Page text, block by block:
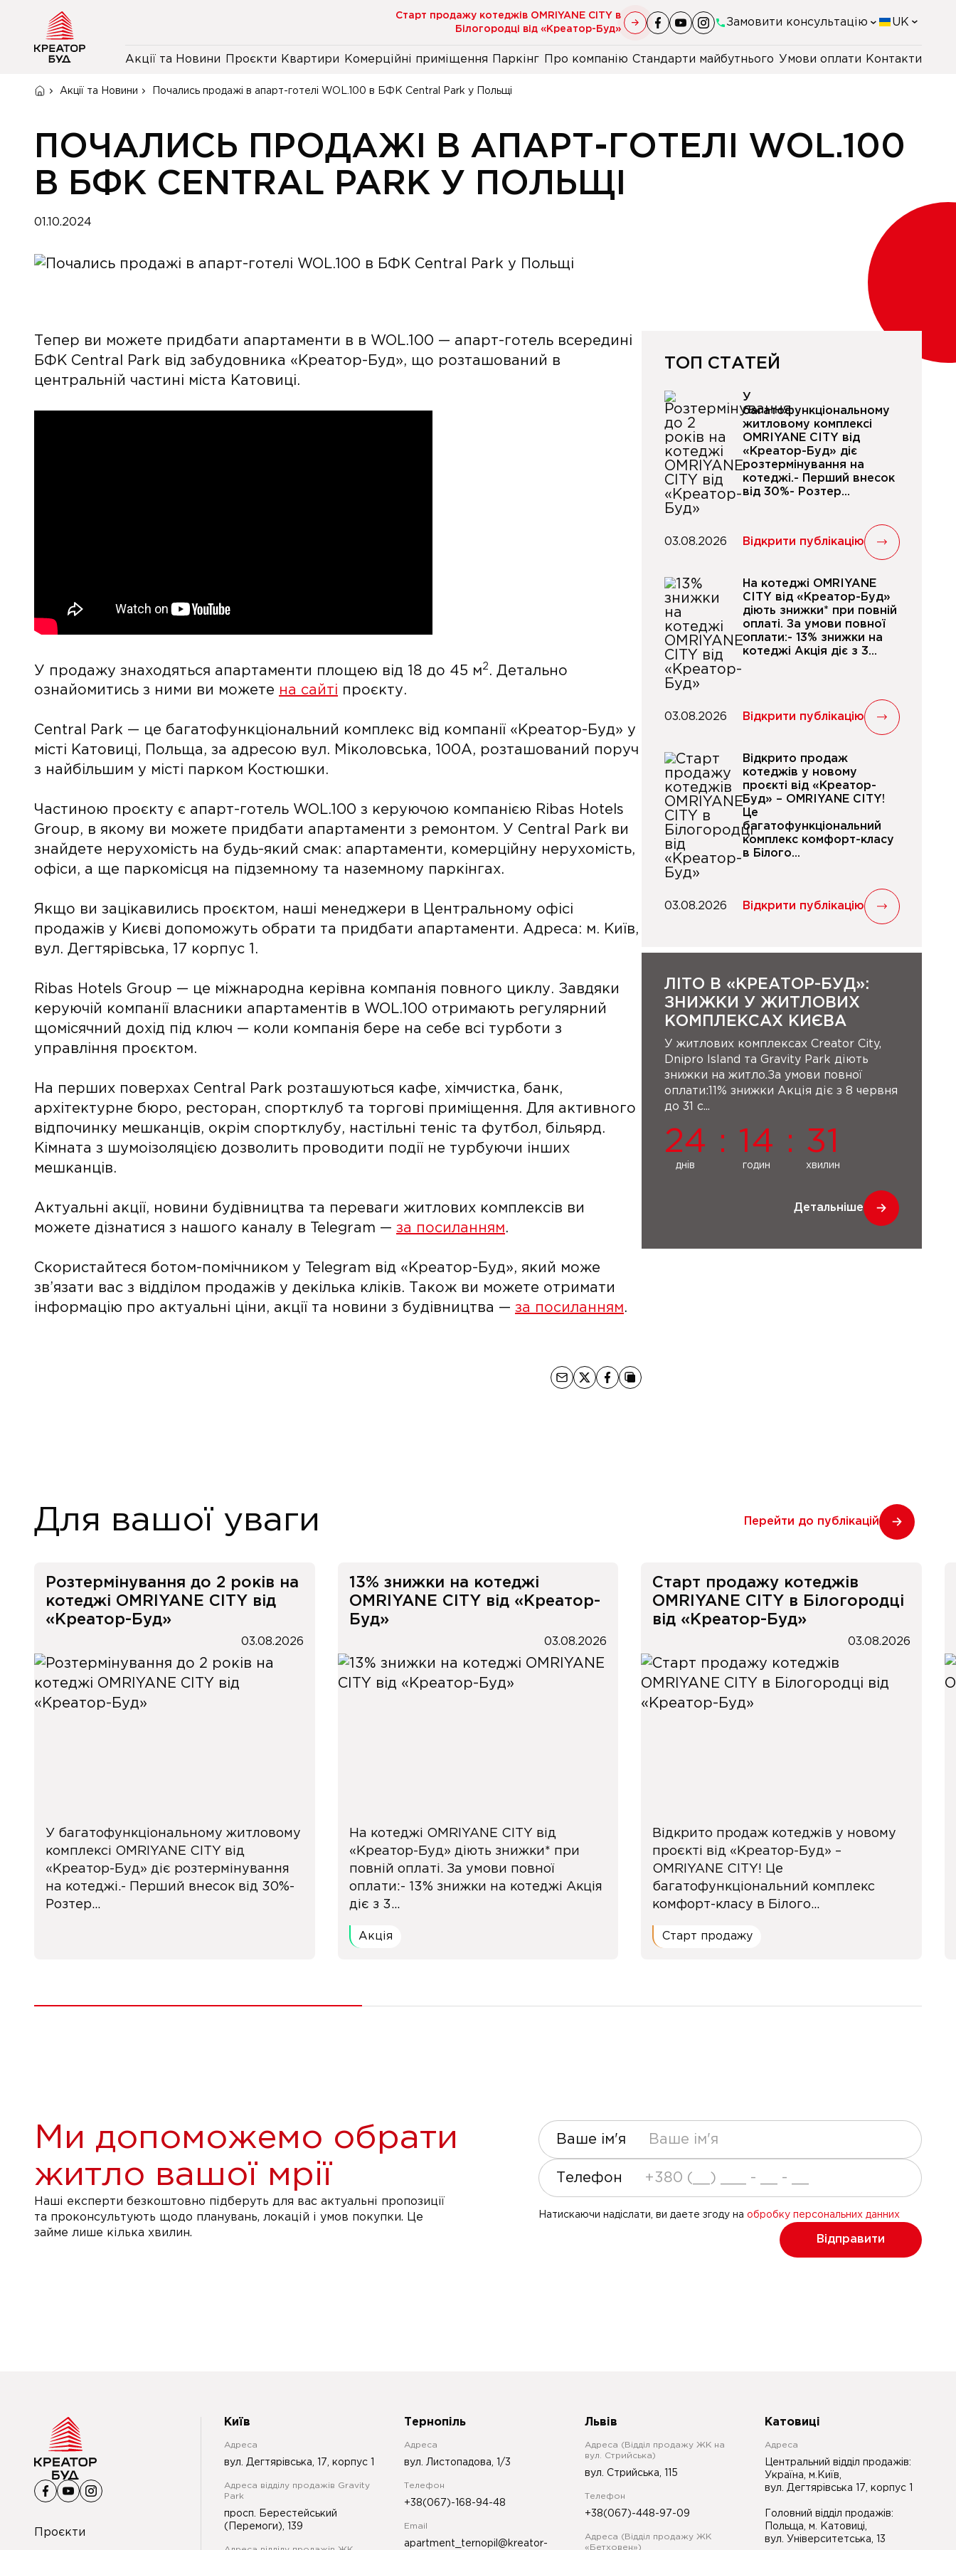
Старт продажу котеджів OMRIYANE CITY в
Білогородці від «Креатор-Буд»
Замовити консультацію UK
Акції та Новини Проєкти Квартири Комерційні приміщення Паркінг Про компанію Стандарти майбутнього Умови оплати Контакти
Акції та Новини Почались продажі в апарт-готелі WOL.100 в БФК Central Park у Польщі
ПОЧАЛИСЬ ПРОДАЖІ В АПАРТ-ГОТЕЛІ WOL.100
В БФК CENTRAL PARK У ПОЛЬЩІ
01.10.2024
Тепер ви можете придбати апартаменти в в WOL.100 — апарт-готель всередині
БФК Central Park від забудовника «Креатор-Буд», що розташований в
центральній частині міста Катовиці.
У продажу знаходяться апартаменти площею від 18 до 45 м2 . Детально
ознайомитись з ними ви можете на сайті проєкту.
Central Park — це багатофункціональний комплекс від компанії «Креатор-Буд» у
місті Катовиці, Польща, за адресою вул. Міколовська, 100А, розташований поруч
з найбільшим у місті парком Костюшки.
Частиною проєкту є апарт-готель WOL.100 з керуючою компанією Ribas Hotels
Group, в якому ви можете придбати апартаменти з ремонтом. У Central Park ви
знайдете нерухомість на будь-який смак: апартаменти, комерційну нерухомість,
офіси, а ще паркомісця на підземному та наземному паркінгах.
Якщо ви зацікавились проєктом, наші менеджери в Центральному офісі
продажів у Києві допоможуть обрати та придбати апартаменти. Адреса: м. Київ,
вул. Дегтярівська, 17 корпус 1.
Ribas Hotels Group — це міжнародна керівна компанія повного циклу. Завдяки
керуючій компанії власники апартаментів в WOL.100 отримають регулярний
щомісячний дохід під ключ — коли компанія бере на себе всі турботи з
управління проєктом.
На перших поверхах Central Park розташуються кафе, хімчистка, банк,
архітектурне бюро, ресторан, спортклуб та торгові приміщення. Для активного
відпочинку мешканців, окрім спортклубу, настільні теніс та футбол, більярд.
Кімната з шумоізоляцією дозволить проводити події не турбуючи інших
мешканців.
Актуальні акції, новини будівництва та переваги житлових комплексів ви
можете дізнатися з нашого каналу в Telegram — за посиланням.
Скористайтеся ботом-помічником у Telegram від «Креатор-Буд», який може
зв’язати вас з відділом продажів у декілька кліків. Також ви можете отримати
інформацію про актуальні ціни, акції та новини з будівництва — за посиланням.
ТОП СТАТЕЙ
У
багатофункціональному
житловому комплексі
OMRIYANE CITY від
«Креатор-Буд» діє
розтермінування на
котеджі.- Перший внесок
від 30%- Розтер...
03.08.2026 Відкрити публікацію
На котеджі OMRIYANE
CITY від «Креатор-Буд»
діють знижки* при повній
оплаті. За умови повної
оплати:- 13% знижки на
котеджі Акція діє з 3...
03.08.2026 Відкрити публікацію
Відкрито продаж
котеджів у новому
проєкті від «Креатор-
Буд» – OMRIYANE CITY!
Це
багатофункціональний
комплекс комфорт-класу
в Білого...
03.08.2026 Відкрити публікацію
ЛІТО В «КРЕАТОР-БУД»:
ЗНИЖКИ У ЖИТЛОВИХ
КОМПЛЕКСАХ КИЄВА
У житлових комплексах Creator City,
Dnipro Island та Gravity Park діють
знижки на житло.За умови повної
оплати:11% знижки Акція діє з 8 червня
до 31 с...
24
днів
: 14
годин
: 31
хвилин
Детальніше
Для вашої уваги Перейти до публікацій
Розтермінування до 2 років на
котеджі OMRIYANE CITY від
«Креатор-Буд»
03.08.2026
У багатофункціональному житловому
комплексі OMRIYANE CITY від
«Креатор-Буд» діє розтермінування
на котеджі.- Перший внесок від 30%-
Розтер...
13% знижки на котеджі
OMRIYANE CITY від «Креатор-
Буд»
03.08.2026
На котеджі OMRIYANE CITY від
«Креатор-Буд» діють знижки* при
повній оплаті. За умови повної
оплати:- 13% знижки на котеджі Акція
діє з 3...
Акція
Старт продажу котеджів
OMRIYANE CITY в Білогородці
від «Креатор-Буд»
03.08.2026
Відкрито продаж котеджів у новому
проєкті від «Креатор-Буд» –
OMRIYANE CITY! Це
багатофункціональний комплекс
комфорт-класу в Білого...
Старт продажу
Ми допоможемо обрати
житло вашої мрії
Наші експерти безкоштовно підберуть для вас актуальні пропозиції
та проконсультують щодо планувань, локацій і умов покупки. Це
займе лише кілька хвилин.
Ваше ім'я
Телефон
Натискаючи надіслати, ви даете згоду на обробку персональних данних
Відправити
Проєкти
Київ
Адреса
вул. Дегтярівська, 17, корпус 1
Адреса відділу продажів Gravity
Park
просп. Берестейський
(Перемоги), 139
Тернопіль
Адреса
вул. Листопадова, 1/3
Телефон
+38(067)-168-94-48
Email
apartment_ternopil@kreator-
Львів
Адреса (Відділ продажу ЖК на
вул. Стрийська)
вул. Стрийська, 115
Телефон
+38(067)-448-97-09
Адреса (Відділ продажу ЖК
«Бетховен»)
Катовиці
Адреса
Центральний відділ продажів:
Україна, м.Київ,
вул. Дегтярівська 17, корпус 1
Головний відділ продажів:
Польща, м. Катовиці,
вул. Університетська, 13